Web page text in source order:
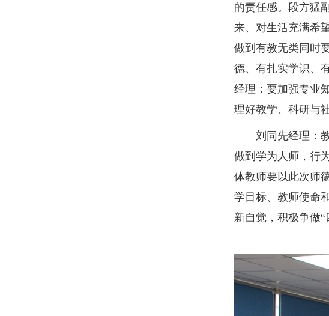
的责任感。段方猛
来、对生活充满希
做到有教无类同时
德、有扎实学识、
经理：要加强专业
理好教学、科研与
刘同先经理：教
做到学为人师，行
体教师要以此次师
学目标、教师使命
新自觉，积极争做“